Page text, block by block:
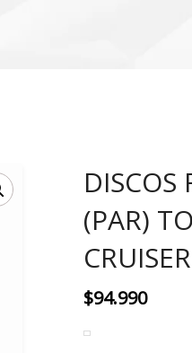
DISCOS
(PAR)
$94.990